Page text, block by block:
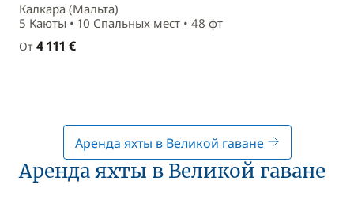
Калкара (Мальта)
5 Каюты • 10 Спальныx мест • 48 фт
От 4 111 €
Аренда яхты в Великой гаване
Аренда яхты в Великой гаване